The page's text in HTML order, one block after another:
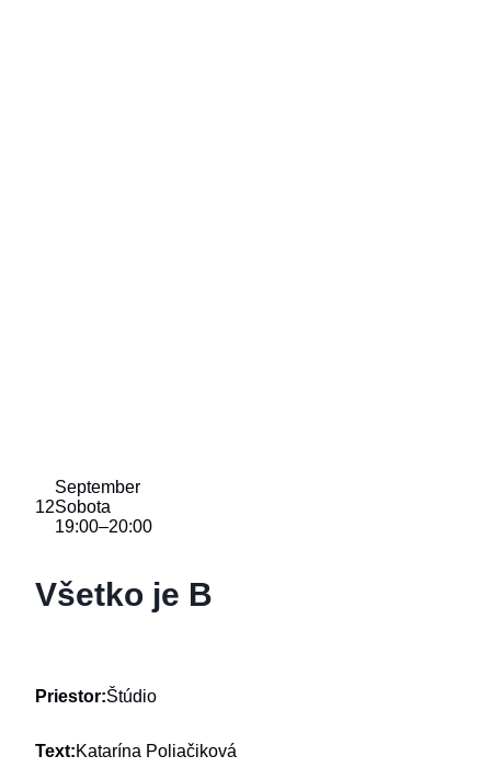
12
September
Sobota
19:00–20:00
Všetko je B
Priestor:Štúdio
Text:Katarína Poliačiková